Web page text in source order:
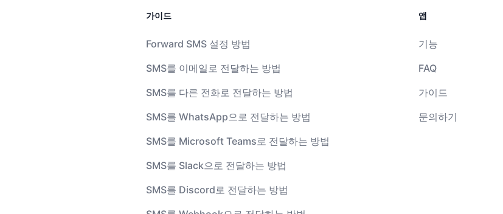
가이드
Forward SMS 설정 방법
SMS를 이메일로 전달하는 방법
SMS를 다른 전화로 전달하는 방법
SMS를 WhatsApp으로 전달하는 방법
SMS를 Microsoft Teams로 전달하는 방법
SMS를 Slack으로 전달하는 방법
SMS를 Discord로 전달하는 방법
앱
기능
FAQ
가이드
문의하기